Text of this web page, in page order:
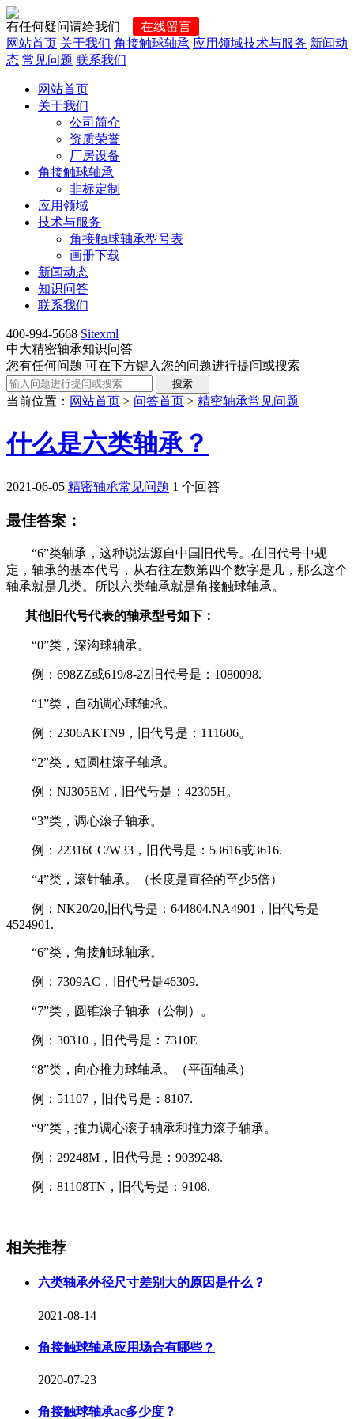
有任何疑问请给我们
在线留言
网站首页 关于我们 角接触球轴承 应用领域技术与服务 新闻动
态 常见问题 联系我们
网站首页
关于我们
公司简介
资质荣誉
厂房设备
角接触球轴承
非标定制
应用领域
技术与服务
角接触球轴承型号表
画册下载
新闻动态
知识问答
联系我们
400-994-5668 Sitexml
中大精密轴承知识问答
您有任何问题 可在下方键入您的问题进行提问或搜索
当前位置： 网站首页 > 问答首页 > 精密轴承常见问题
什么是六类轴承？
2021-06-05 精密轴承常见问题 1 个回答
最佳答案：
“6”类轴承，这种说法源自中国旧代号。在旧代号中规
定，轴承的基本代号，从右往左数第四个数字是几，那么这个
轴承就是几类。所以六类轴承就是角接触球轴承。
其他旧代号代表的轴承型号如下：
“0”类，深沟球轴承。
例：698ZZ或619/8-2Z旧代号是：1080098.
“1”类，自动调心球轴承。
例：2306AKTN9，旧代号是：111606。
“2”类，短圆柱滚子轴承。
例：NJ305EM，旧代号是：42305H。
“3”类，调心滚子轴承。
例：22316CC/W33，旧代号是：53616或3616.
“4”类，滚针轴承。（长度是直径的至少5倍）
例：NK20/20,旧代号是：644804.NA4901，旧代号是
4524901.
“6”类，角接触球轴承。
例：7309AC，旧代号是46309.
“7”类，圆锥滚子轴承（公制）。
例：30310，旧代号是：7310E
“8”类，向心推力球轴承。（平面轴承）
例：51107，旧代号是：8107.
“9”类，推力调心滚子轴承和推力滚子轴承。
例：29248M，旧代号是：9039248.
例：81108TN，旧代号是：9108.
相关推荐
六类轴承外径尺寸差别大的原因是什么？
2021-08-14
角接触球轴承应用场合有哪些？
2020-07-23
角接触球轴承ac多少度？